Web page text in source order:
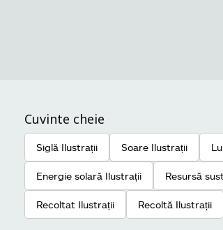
Cuvinte cheie
Siglă Ilustrații Soare Ilustrații
Energie solară Ilustrații Resursă
Recoltat Ilustrații Recoltă Ilustrații